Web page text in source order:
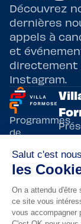
Découvrez
dernières
appels à
et
directement
Instagram.
Programmes
de
artistiques
bilatérales,
France et
Taïwan.
Taipei,
un
!